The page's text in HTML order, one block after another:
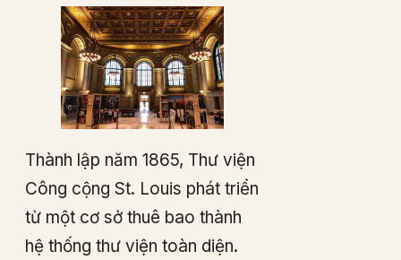
Thành lập năm 1865, Thư viện
Công cộng St. Louis phát triển
từ một cơ sở thuê bao thành
hệ thống thư viện toàn diện.